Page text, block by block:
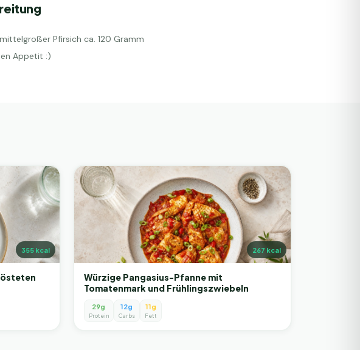
Pfirsich ca. 120 Gramm
Appetit :)
355kcal 267 kcal
Würzige Pangasius-Pfanne mit
Tomatenmark und Frühlingszwiebeln
29g
Protein
12g
Carbs
11g
Fett